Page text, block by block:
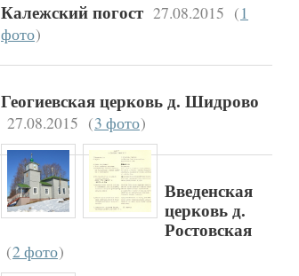
Калежский погост 27.08.2015 (1
фото)
Геогиевская церковь д. Шидрово
27.08.2015 (3 фото)
Введенская
церковь д.
Ростовская
(2 фото)